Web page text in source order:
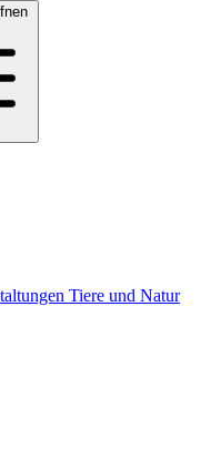
Tiere und Natur